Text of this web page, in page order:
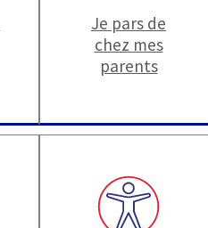
Je pars de
chez mes
parents